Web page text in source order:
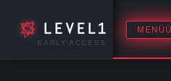
EARLY ACCESS
MENÜÜ